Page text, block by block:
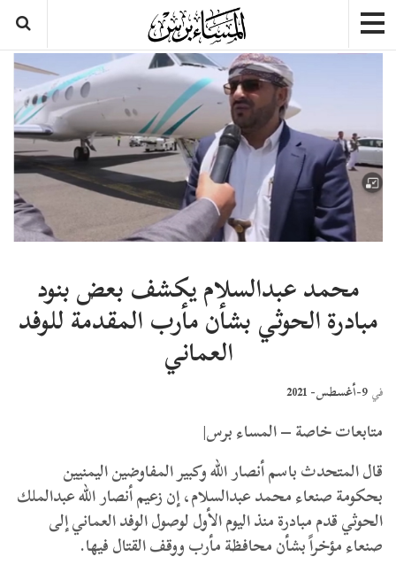
محمد عبدالسلام يكشف بعض بنود
مبادرة الحوثي بشأن مأرب المقدمة للوفد
العماني
في 9-أغسطس- 2021
متابعات خاصة – المساء برس|
قال المتحدث باسم أنصار الله وكبير المفاوضين اليمنيين
بحكومة صنعاء محمد عبدالسلام، إن زعيم أنصار الله عبدالملك
الحوثي قدم مبادرة منذ اليوم الأول لوصول الوفد العماني إلى
صنعاء مؤخراً بشأن محافظة مأرب ووقف القتال فيها.